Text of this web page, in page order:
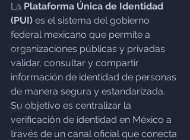
SAT
LFPIORPI
sofom
UIF
SHCP
SHCP
La Plataforma Única de Identidad
(PUI) es el sistema del gobierno
federal mexicano que permite a
organizaciones públicas y privadas
validar, consultar y compartir
información de identidad de personas
de manera segura y estandarizada.
Su objetivo es centralizar la
verificación de identidad en México a
través de un canal oficial que conecta